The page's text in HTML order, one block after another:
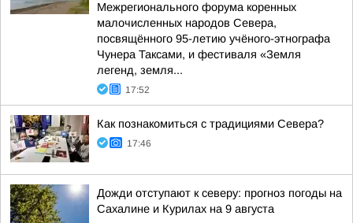
Межрегионального форума коренных
малочисленных народов Севера,
посвящённого 95-летию учёного-этнографа
Чунера Таксами, и фестиваля «Земля
легенд, земля...
17:52
Как познакомиться с традициями Севера?
17:46
Дожди отступают к северу: прогноз погоды на
Сахалине и Курилах на 9 августа